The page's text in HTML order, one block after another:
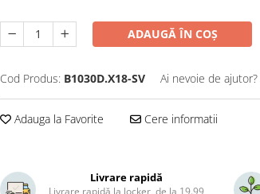
ADAUGĂ ÎN COȘ
Cod Produs: B1030D.X18-SV Ai nevoie de ajutor?
Adauga la Favorite Cere informatii
Livrare rapidă
Livrare rapidă la locker, de la 19.99